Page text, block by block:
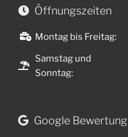
Öffnungszeiten
Montag bis Freitag:
Samstag und
Sonntag:
Google Bewertung